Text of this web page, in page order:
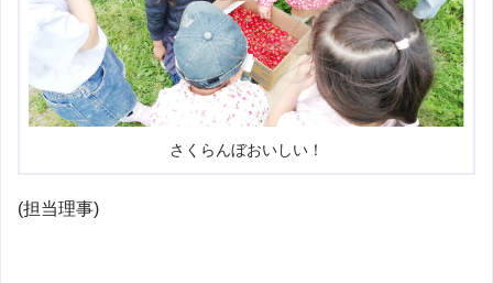
さくらんぼおいしい！
(担当理事)